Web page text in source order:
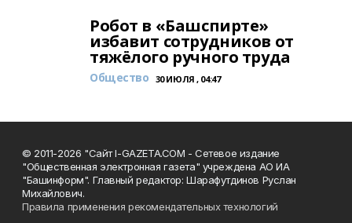
Робот в «Башспирте»
избавит сотрудников от
тяжёлого ручного труда
Общество 30 ИЮЛЯ , 04:47
© 2011-2026 "Сайт I-GAZETA.COM - Сетевое издание
"Общественная электронная газета" учреждена АО ИА
"Башинформ". Главный редактор: Шарафутдинов Руслан
Михайлович.
Правила применения рекомендательных технологий